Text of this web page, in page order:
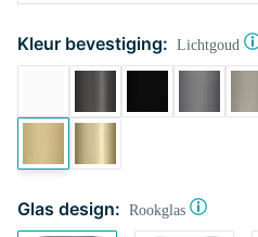
Kleur bevestiging: Lichtgoud
Glas design: Rookglas